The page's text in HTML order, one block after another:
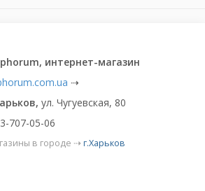
интернет-магазин
⇢
ул. Чугуевская, 80
707-05-06
в городе ⇢ г.Харьков